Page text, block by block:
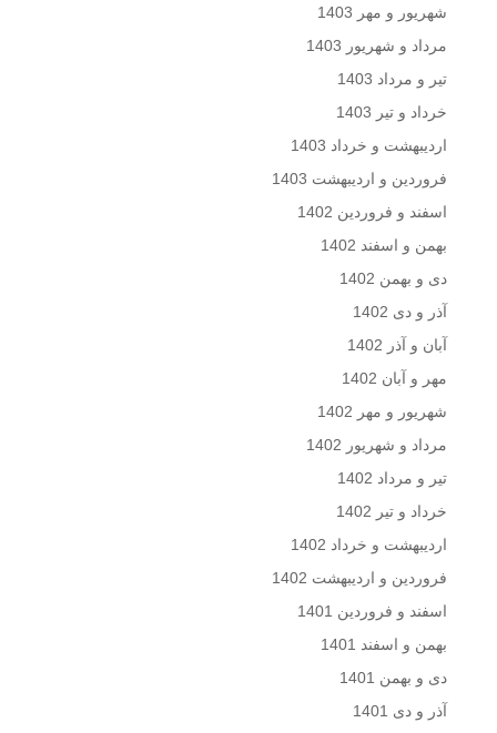
شهریور و مهر 1403
مرداد و شهریور 1403
تیر و مرداد 1403
خرداد و تیر 1403
اردیبهشت و خرداد 1403
فروردین و اردیبهشت 1403
اسفند و فروردین 1402
بهمن و اسفند 1402
دی و بهمن 1402
آذر و دی 1402
آبان و آذر 1402
مهر و آبان 1402
شهریور و مهر 1402
مرداد و شهریور 1402
تیر و مرداد 1402
خرداد و تیر 1402
اردیبهشت و خرداد 1402
فروردین و اردیبهشت 1402
اسفند و فروردین 1401
بهمن و اسفند 1401
دی و بهمن 1401
آذر و دی 1401